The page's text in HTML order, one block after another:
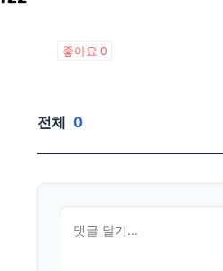
좋아요 0
전체 0